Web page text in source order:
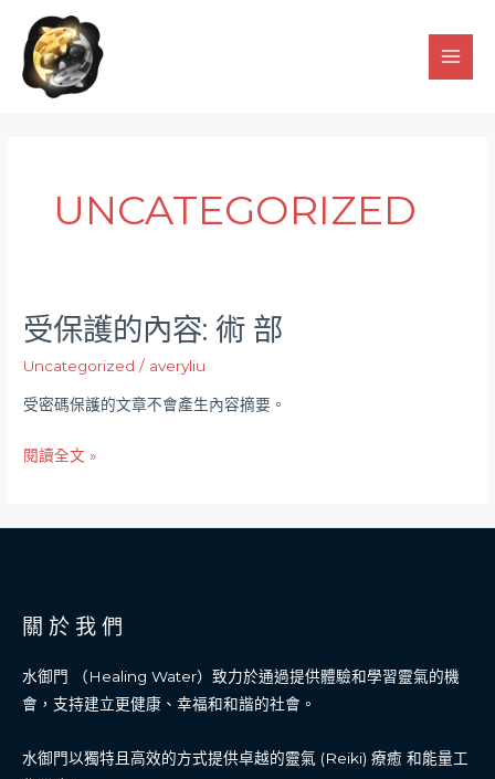
UNCATEGORIZED
受保護的內容: 術 部​
Uncategorized / averyliu
受密碼保護的文章不會產生內容摘要。
受
的
容:
閱讀全文 »
關 於 我 們
水御門 （Healing Water）致力於通過提供體驗和學習靈氣的機
會，支持建立更健康、幸福和和諧的社會。
水御門以獨特且高效的方式提供卓越的靈氣 (Reiki) 療癒 和能量工